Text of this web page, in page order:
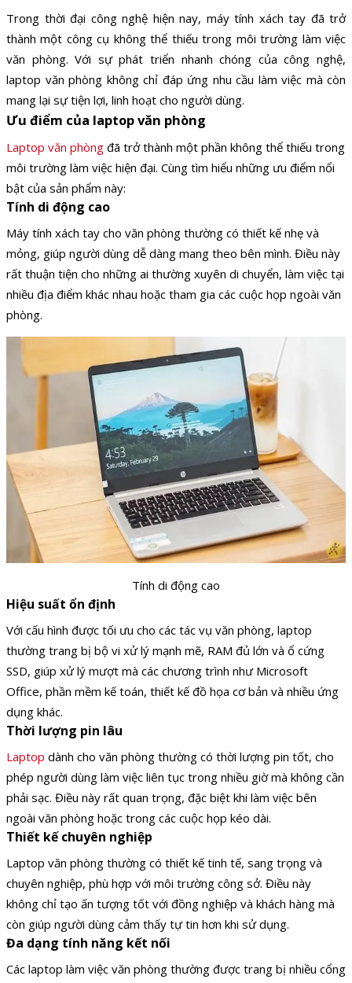
Trong thời đại công nghệ hiện nay, máy tính xách tay đã trở
thành một công cụ không thể thiếu trong môi trường làm việc
văn phòng. Với sự phát triển nhanh chóng của công nghệ,
laptop văn phòng không chỉ đáp ứng nhu cầu làm việc mà còn
mang lại sự tiện lợi, linh hoạt cho người dùng.
Ưu điểm của laptop văn phòng
Laptop văn phòng đã trở thành một phần không thể thiếu trong
môi trường làm việc hiện đại. Cùng tìm hiểu những ưu điểm nổi
bật của sản phẩm này:
Tính di động cao
Máy tính xách tay cho văn phòng thường có thiết kế nhẹ và
mỏng, giúp người dùng dễ dàng mang theo bên mình. Điều này
rất thuận tiện cho những ai thường xuyên di chuyển, làm việc tại
nhiều địa điểm khác nhau hoặc tham gia các cuộc họp ngoài văn
phòng.
Tính di động cao
Hiệu suất ổn định
Với cấu hình được tối ưu cho các tác vụ văn phòng, laptop
thường trang bị bộ vi xử lý mạnh mẽ, RAM đủ lớn và ổ cứng
SSD, giúp xử lý mượt mà các chương trình như Microsoft
Office, phần mềm kế toán, thiết kế đồ họa cơ bản và nhiều ứng
dụng khác.
Thời lượng pin lâu
Laptop dành cho văn phòng thường có thời lượng pin tốt, cho
phép người dùng làm việc liên tục trong nhiều giờ mà không cần
phải sạc. Điều này rất quan trọng, đặc biệt khi làm việc bên
ngoài văn phòng hoặc trong các cuộc họp kéo dài.
Thiết kế chuyên nghiệp
Laptop văn phòng thường có thiết kế tinh tế, sang trọng và
chuyên nghiệp, phù hợp với môi trường công sở. Điều này
không chỉ tạo ấn tượng tốt với đồng nghiệp và khách hàng mà
còn giúp người dùng cảm thấy tự tin hơn khi sử dụng.
Đa dạng tính năng kết nối
Các laptop làm việc văn phòng thường được trang bị nhiều cổng